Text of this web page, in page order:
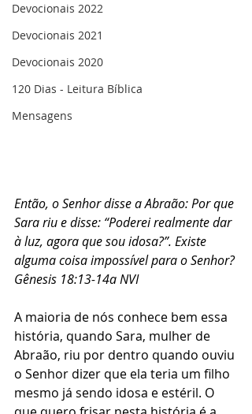
Devocionais 2022
Devocionais 2021
Devocionais 2020
120 Dias - Leitura Bíblica
Mensagens
Então, o Senhor disse a Abraão: Por que
Sara riu e disse: “Poderei realmente dar
à luz, agora que sou idosa?”. Existe
alguma coisa impossível para o Senhor?
Gênesis 18:13-14a NVI
A maioria de nós conhece bem essa
história, quando Sara, mulher de
Abraão, riu por dentro quando ouviu
o Senhor dizer que ela teria um filho
mesmo já sendo idosa e estéril. O